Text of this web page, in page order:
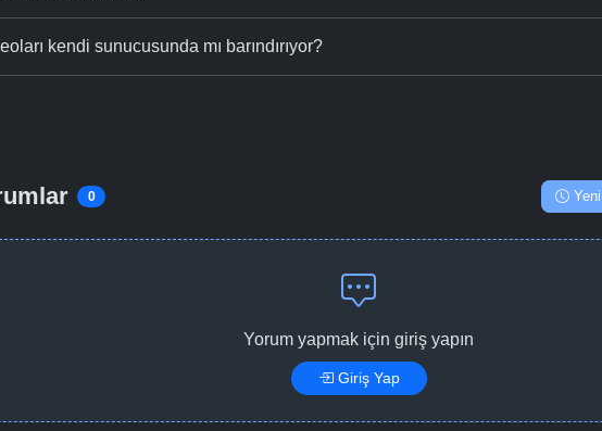
kendi sunucusunda mı barındırıyor?
0 Yeni
Yorum yapmak için giriş yapın
Giriş Yap